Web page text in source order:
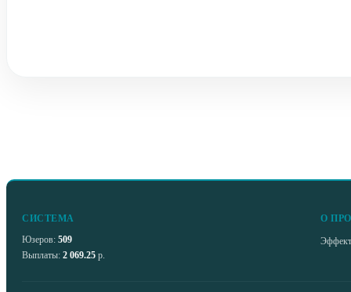
СИСТЕМА
Юзеров: 509
Выплаты: 2 069.25 р.
О